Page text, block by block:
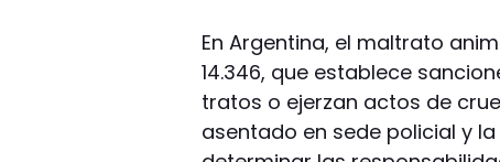
En Argentina, el maltrato
14.346, que establece
tratos o ejerzan actos de
asentado en sede policial y